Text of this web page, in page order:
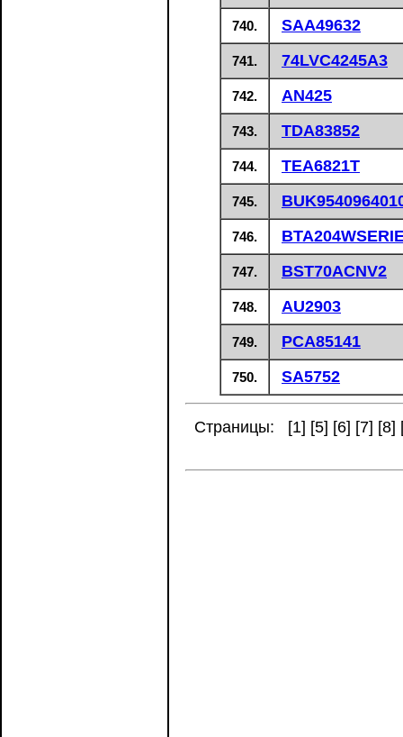
740. SAA49632
741. 74LVC4245A3
742. AN425
743. TDA83852
744. TEA6821T
745.
746.
747. BST70ACNV2
748. AU2903
749. PCA85141
750. SA5752
Страницы: [1] [5] [6] [7] [8]